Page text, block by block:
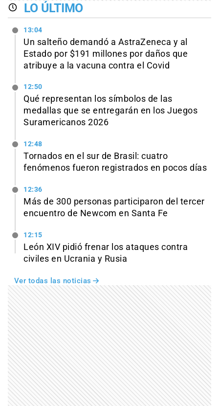
LO ÚLTIMO
13:04
Un salteño demandó a AstraZeneca y al
Estado por $191 millones por daños que
atribuye a la vacuna contra el Covid
12:50
Qué representan los símbolos de las
medallas que se entregarán en los Juegos
Suramericanos 2026
12:48
Tornados en el sur de Brasil: cuatro
fenómenos fueron registrados en pocos días
12:36
Más de 300 personas participaron del tercer
encuentro de Newcom en Santa Fe
12:15
León XIV pidió frenar los ataques contra
civiles en Ucrania y Rusia
Ver todas las noticias